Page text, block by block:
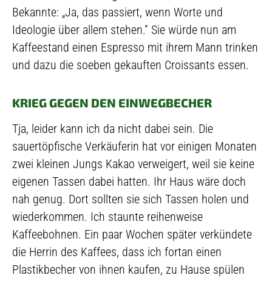
Bekannte: „Ja, das passiert, wenn Worte und
Ideologie über allem stehen.“ Sie würde nun am
Kaffeestand einen Espresso mit ihrem Mann trinken
und dazu die soeben gekauften Croissants essen.
KRIEG GEGEN DEN EINWEGBECHER
Tja, leider kann ich da nicht dabei sein. Die
sauertöpfische Verkäuferin hat vor einigen Monaten
zwei kleinen Jungs Kakao verweigert, weil sie keine
eigenen Tassen dabei hatten. Ihr Haus wäre doch
nah genug. Dort sollten sie sich Tassen holen und
wiederkommen. Ich staunte reihenweise
Kaffeebohnen. Ein paar Wochen später verkündete
die Herrin des Kaffees, dass ich fortan einen
Plastikbecher von ihnen kaufen, zu Hause spülen